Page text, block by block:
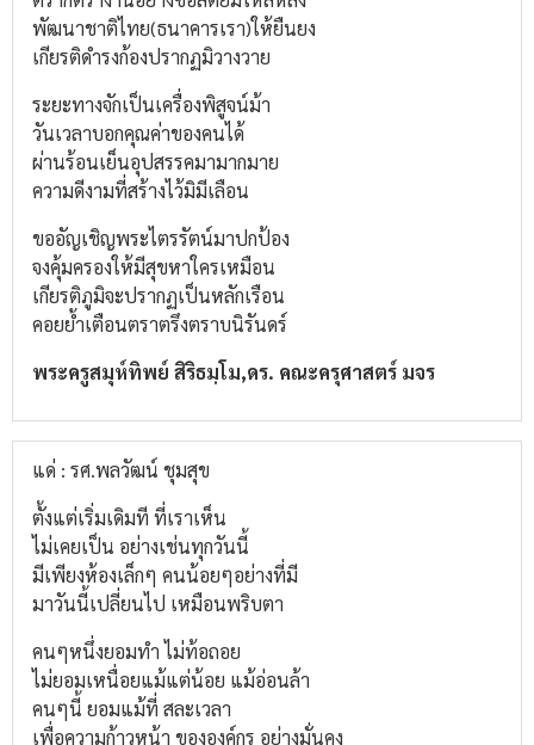
พัฒนาชาติไทย(ธนาคารเรา)ให้ยืนยง
เกียรติดำรงก้องปรากฏมิวางวาย
ระยะทางจักเป็นเครื่องพิสูจน์ม้า
วันเวลาบอกคุณค่าของคนได้
ผ่านร้อนเย็นอุปสรรคมามากมาย
ความดีงามที่สร้างไว้มิมีเลือน
ขออัญเชิญพระไตรรัตน์มาปกป้อง
จงคุ้มครองให้มีสุขหาใครเหมือน
เกียรติภูมิจะปรากฏเป็นหลักเรือน
คอยย้ำเตือนตราตรึงตราบนิรันดร์
พระครูสมุห์ทิพย์ สิริธมฺโม,ดร. คณะครุศาสตร์ มจร
แด่ : รศ.พลวัฒน์ ชุมสุข
ตั้งแต่เริ่มเดิมที ที่เราเห็น
ไม่เคยเป็น อย่างเช่นทุกวันนี้
มีเพียงห้องเล็กๆ คนน้อยๆอย่างที่มี
มาวันนี้เปลี่ยนไป เหมือนพริบตา
คนๆหนึ่งยอมทำ ไม่ท้อถอย
ไม่ยอมเหนื่อยแม้แต่น้อย แม้อ่อนล้า
คนๆนี้ ยอมแม้ที่ สละเวลา
เพื่อความก้าวหน้า ขององค์กร อย่างมั่นคง